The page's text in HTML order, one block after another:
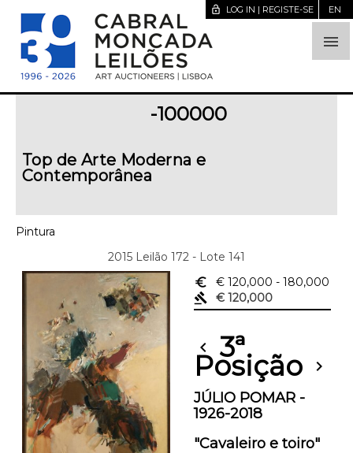

lock_open LOG IN | REGISTE-SE EN
-100000
Top de Arte Moderna e
Contemporânea
Pintura
2015 Leilão 172 - Lote 141
euro_symbol
€ 120,000 - 180,000
gavel
€ 120,000
chevron_left 3ª
Posição chevron_right
JÚLIO POMAR -
1926-2018
"Cavaleiro e toiro"